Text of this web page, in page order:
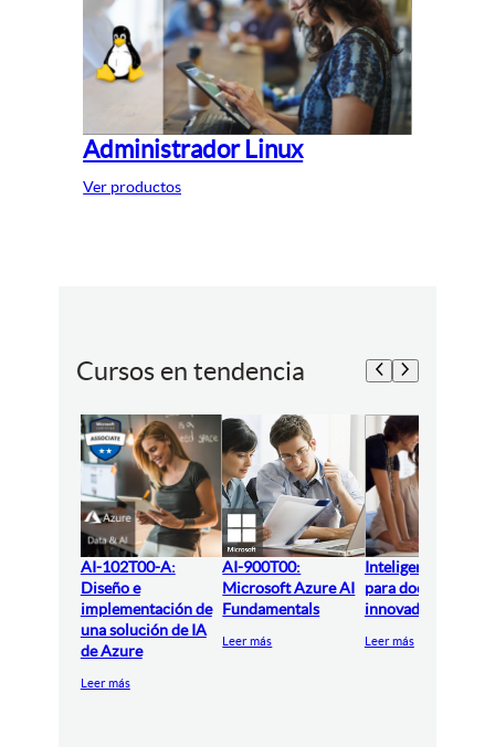
Administrador Linux
Ver productos
Cursos en tendencia
AI-102T00-A:
Diseño e
implementación de
una solución de IA
de Azure
Leer más
AI-900T00:
Microsoft Azure AI
Fundamentals
Leer más
Inteligencia
para docentes
innovadores
Leer más